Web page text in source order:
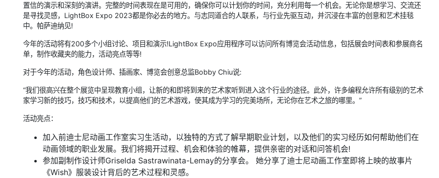
置信的演示和深刻的演讲。完整的时间表现在是可用的，确保你可以计划你的时间，充分利用每一个机会。无论你是想学习、交流还
是寻找灵感，LightBox Expo 2023都是你必去的地方。与志同道合的人联系，与行业先驱互动，并沉浸在丰富的创意和艺术挂毯
中。帕萨迪纳见!
今年的活动将有200多个小组讨论、项目和演示!LightBox Expo应用程序可以访问所有博览会活动信息，包括展会时间表和参展商名
单，制作收藏夹的能力，活动亮点等等!
对于今年的活动，角色设计师、插画家、博览会创意总监Bobby Chiu说:
“我们很高兴在整个展览中呈现教育小组，让新的和即将到来的艺术家听到进入这个行业的途径。此外，许多编程允许所有级别的艺术
家学习新的技巧，技巧和技术，以提高他们的艺术游戏，使其成为学习的完美场所，无论你在艺术之旅的哪里。”
活动亮点：
加入前迪士尼动画工作室实习生活动，以独特的方式了解早期职业计划，以及他们的实习经历如何帮助他们在
动画领域的职业发展。我们将揭开过程、机会和体验的帷幕，提供亲密的对话和问答机会!
参加副制作设计师Griselda Sastrawinata-Lemay的分享会。 她分享了迪士尼动画工作室即将上映的故事片
《Wish》服装设计背后的艺术过程和灵感。